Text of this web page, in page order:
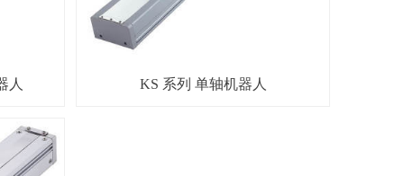
人 KS 系列 单轴机器人